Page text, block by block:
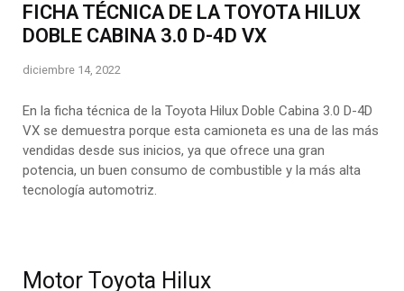
FICHA TÉCNICA DE LA TOYOTA HILUX
DOBLE CABINA 3.0 D-4D VX
diciembre 14, 2022
En la ficha técnica de la Toyota Hilux Doble Cabina 3.0 D-4D
VX se demuestra porque esta camioneta es una de las más
vendidas desde sus inicios, ya que ofrece una gran
potencia, un buen consumo de combustible y la más alta
tecnología automotriz.
Motor Toyota Hilux